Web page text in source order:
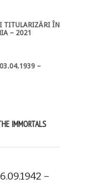
TITULARIZĂRI ÎN
– 2021
–
IMMORTALS
–